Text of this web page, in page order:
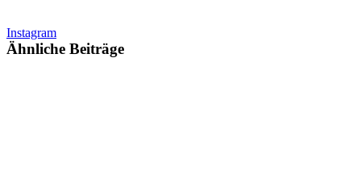
Instagram
Ähnliche Beiträge